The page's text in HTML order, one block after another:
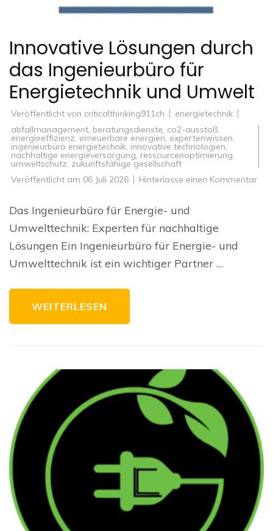
Innovative Lösungen durch
das Ingenieurbüro für
Energietechnik und Umwelt
Veröffentlicht von criticalthinking911ch
energietechnik
abfallmanagement, beratungsdienste, co2-ausstoß,
energieeffizienz, erneuerbare energien, expertenwissen,
ingenieurbüro energietechnik, innovative technologien,
nachhaltige energieversorgung, ressourcenoptimierung,
umweltschutz, zukunftsfähige gesellschaft
Veröffentlicht am 06 Juli 2026 Hinterlasse einen Kommentarzu
Das Ingenieurbüro für Energie- und
Umwelttechnik: Experten für nachhaltige
Lösungen Ein Ingenieurbüro für Energie- und
Umwelttechnik ist ein wichtiger Partner …
WEITERLESEN